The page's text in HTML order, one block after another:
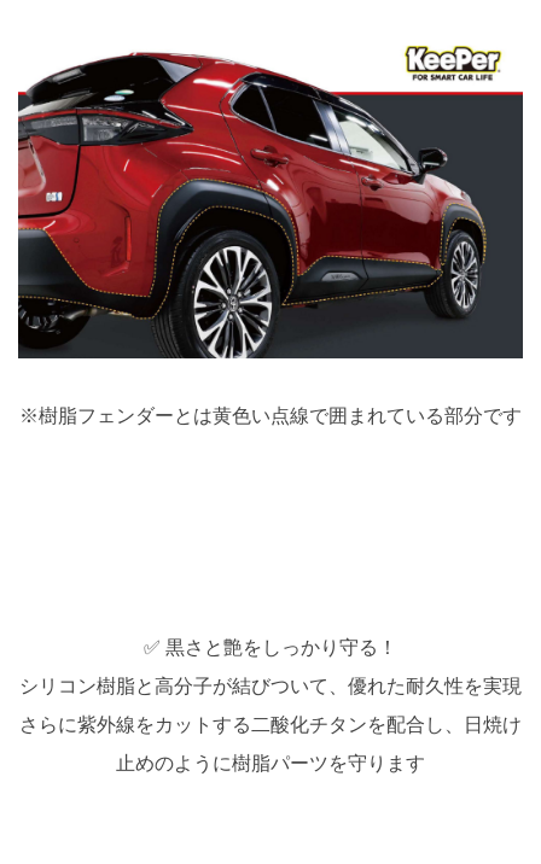
※樹脂フェンダーとは黄色い点線で囲まれている部分です
✅ 黒さと艶をしっかり守る！
シリコン樹脂と高分子が結びついて、優れた耐久性を実現
さらに紫外線をカットする二酸化チタンを配合し、日焼け
止めのように樹脂パーツを守ります